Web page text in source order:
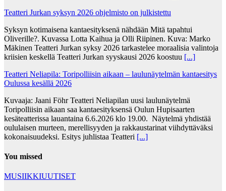
Teatteri Jurkan syksyn 2026 ohjelmisto on julkistettu
Syksyn kotimaisena kantaesityksenä nähdään Mitä tapahtui
Oliverille?. Kuvassa Lotta Kaihua ja Olli Riipinen. Kuva: Marko
Mäkinen Teatteri Jurkan syksy 2026 tarkastelee moraalisia valintoja
kriisien keskellä Teatteri Jurkan syyskausi 2026 koostuu [...]
Teatteri Neliapila: Toripolliisin aikaan – laulunäytelmän kantaesitys
Oulussa kesällä 2026
Kuvaaja: Jaani Föhr Teatteri Neliapilan uusi laulunäytelmä
Toripolliisin aikaan saa kantaesityksensä Oulun Hupisaarten
kesäteatterissa lauantaina 6.6.2026 klo 19.00. Näytelmä yhdistää
oululaisen murteen, merellisyyden ja rakkaustarinat viihdyttäväksi
kokonaisuudeksi. Esitys juhlistaa Teatteri [...]
You missed
MUSIIKKIUUTISET